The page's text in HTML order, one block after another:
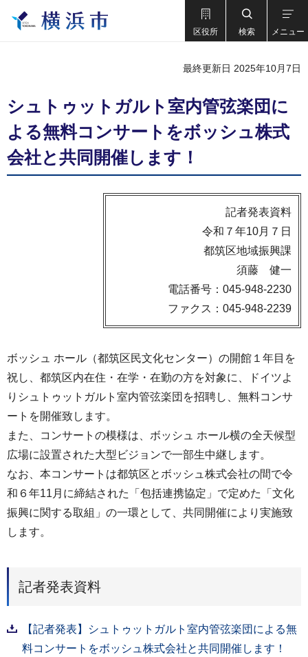
区役所 検索 メニュー
最終更新日 2025年10月7日
シュトゥットガルト室内管弦楽団に
よる無料コンサートをボッシュ株式
会社と共同開催します！
記者発表資料
令和７年10月７日
都筑区地域振興課
須藤 健一
電話番号：045-948-2230
ファクス：045-948-2239
ボッシュ ホール（都筑区民文化センター）の開館１年目を
祝し、都筑区内在住・在学・在勤の方を対象に、ドイツよ
りシュトゥットガルト室内管弦楽団を招聘し、無料コンサ
ートを開催致します。
また、コンサートの模様は、ボッシュ ホール横の全天候型
広場に設置された大型ビジョンで一部生中継します。
なお、本コンサートは都筑区とボッシュ株式会社の間で令
和６年11月に締結された「包括連携協定」で定めた「文化
振興に関する取組」の一環として、共同開催により実施致
します。
記者発表資料
【記者発表】シュトゥットガルト室内管弦楽団による無
料コンサートをボッシュ株式会社と共同開催します！